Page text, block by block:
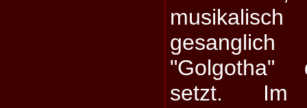
"Golgotha"
setzt. Im